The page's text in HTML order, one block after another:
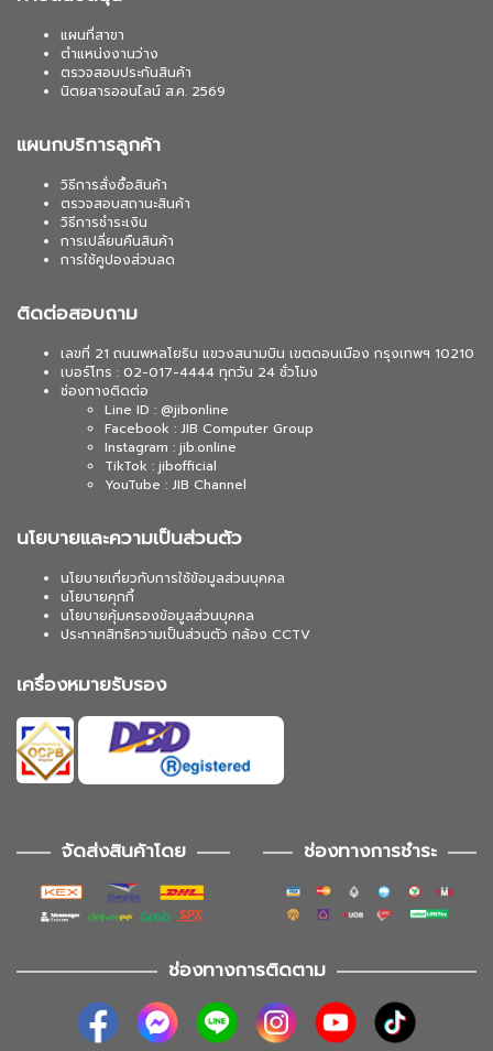
แผนที่สาขา
ตำแหน่งงานว่าง
ตรวจสอบประกันสินค้า
นิตยสารออนไลน์ ส.ค. 2569
แผนกบริการลูกค้า
วิธีการสั่งซื้อสินค้า
ตรวจสอบสถานะสินค้า
วิธีการชำระเงิน
การเปลี่ยนคืนสินค้า
การใช้คูปองส่วนลด
ติดต่อสอบถาม
เลขที่ 21 ถนนพหลโยธิน แขวงสนามบิน เขตดอนเมือง กรุงเทพฯ 10210
เบอร์โทร : 02-017-4444 ทุกวัน 24 ชั่วโมง
ช่องทางติดต่อ
Line ID : @jibonline
Facebook : JIB Computer Group
Instagram : jib.online
TikTok : jibofficial
YouTube : JIB Channel
นโยบายและความเป็นส่วนตัว
นโยบายเกี่ยวกับการใช้ข้อมูลส่วนบุคคล
นโยบายคุกกี้
นโยบายคุ้มครองข้อมูลส่วนบุคคล
ประกาศสิทธิความเป็นส่วนตัว กล้อง CCTV
เครื่องหมายรับรอง
จัดส่งสินค้าโดย ช่องทางการชำระ
ช่องทางการติดตาม